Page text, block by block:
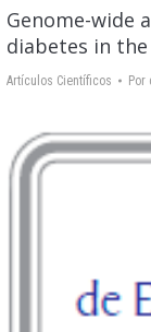
Genome-wide
diabetes in
Artículos Científicos Por